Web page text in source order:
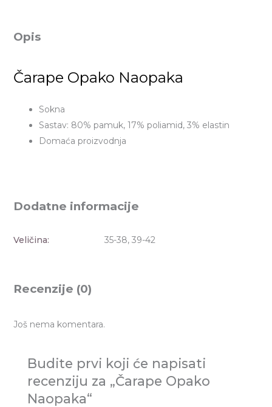
Opis
Čarape Opako Naopaka
Sokna
Sastav: 80% pamuk, 17% poliamid, 3% elastin
Domaća proizvodnja
Dodatne informacije
Veličina: 35-38, 39-42
Recenzije (0)
Još nema komentara.
Budite prvi koji će napisati
recenziju za „Čarape Opako
Naopaka“